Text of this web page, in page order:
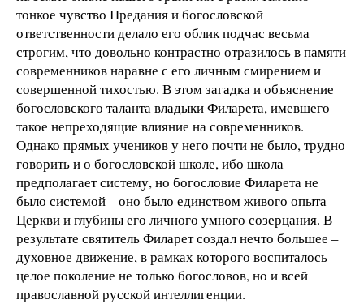
тонкое чувство Предания и богословской
ответственности делало его облик подчас весьма
строгим, что довольно контрастно отразилось в памяти
современников наравне с его личным смирением и
совершенной тихостью. В этом загадка и объяснение
богословского таланта владыки Филарета, имевшего
такое непреходящие влияние на современников.
Однако прямых учеников у него почти не было, трудно
говорить и о богословской школе, ибо школа
предполагает систему, но богословие Филарета не
было системой – оно было единством живого опыта
Церкви и глубины его личного умного созерцания. В
результате святитель Филарет создал нечто большее –
духовное движение, в рамках которого воспиталось
целое поколение не только богословов, но и всей
православной русской интеллигенции.